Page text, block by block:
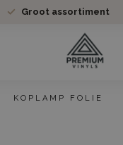
Groot assortiment
KOPLAMP FOLIE